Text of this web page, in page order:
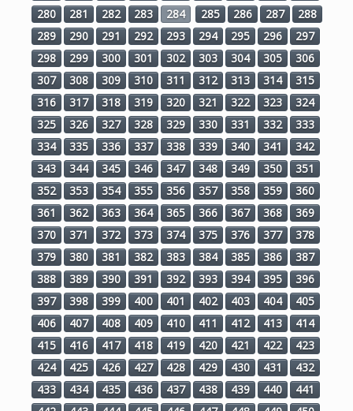
280
281 282 283 284 285 286 287
288
289
290 291 292 293 294 295 296
297
298
299 300 301 302 303 304 305
306
307
308 309 310 311 312 313 314
315
316
317 318 319 320 321 322 323
324
325
326 327 328 329 330 331 332
333
334
335 336 337 338 339 340 341
342
343
344 345 346 347 348 349 350
351
352
353 354 355 356 357 358 359
360
361
362 363 364 365 366 367 368
369
370
371 372 373 374 375 376 377
378
379
380 381 382 383 384 385 386
387
388
389 390 391 392 393 394 395
396
397
398 399 400 401 402 403 404
405
406
407 408 409 410 411 412 413
414
415
416 417 418 419 420 421 422
423
424
425 426 427 428 429 430 431
432
433
434 435 436 437 438 439 440
441